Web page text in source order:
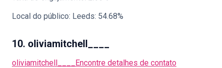
Local do público: Leeds: 54.68%
10. oliviamitchell____
oliviamitchell____ Encontre detalhes de contato